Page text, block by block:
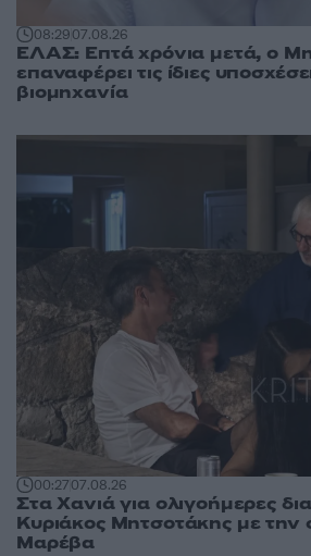
08:2907.08.26
ΕΛΑΣ: Επτά χρόνια μετά, ο
επαναφέρει τις ίδιες
βιομηχανία
00:2707.08.26
Στα Χανιά για ολιγοήμερες
Κυριάκος Μητσοτάκης με την
Μαρέβα